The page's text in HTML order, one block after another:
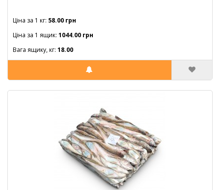
Ціна за 1 кг: 58.00 грн
Ціна за 1 ящик: 1044.00 грн
Вага ящику, кг: 18.00